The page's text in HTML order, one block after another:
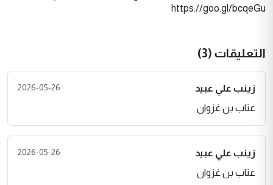
https://goo.gl/bcqeGu
التعليقات (3)
زينب علي عبيد 2026-05-26
عتاب بن غزوان
زينب علي عبيد 2026-05-26
عتاب بن غزوان